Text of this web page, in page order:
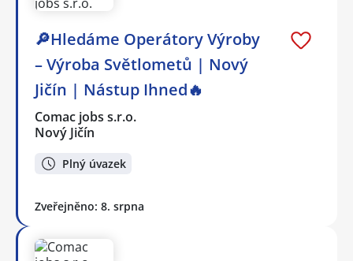
🔎Hledáme Operátory Výroby
– Výroba Světlometů | Nový
Jičín | Nástup Ihned🔥
Comac jobs s.r.o.
Nový Jičín
Plný úvazek
Zveřejněno: 8. srpna